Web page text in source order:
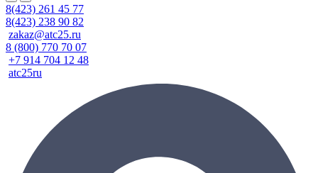
8(423) 261 45 77
8(423) 238 90 82
zakaz@atc25.ru
8 (800) 770 70 07
+7 914 704 12 48
atc25ru